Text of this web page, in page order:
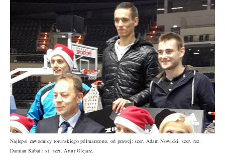
Najlepsi zawodnicy toruńskiego półmaratonu, od prawej: szer. Adam Nowicki, szer. rez.
Damian Kabat i st. szer. Artur Olejarz.